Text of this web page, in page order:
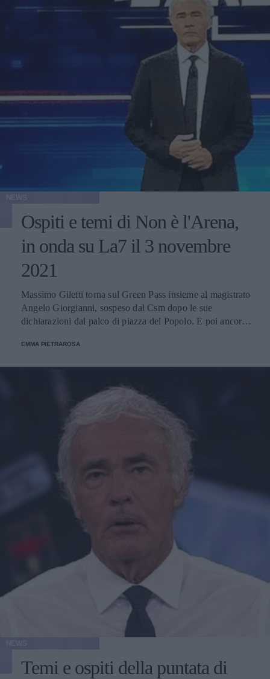
Ospiti e temi di Non è l'Arena,
in onda su La7 il 3 novembre
2021
Massimo Giletti torna sul Green Pass insieme al magistrato
Angelo Giorgianni, sospeso dal Csm dopo le sue
dichiarazioni dal palco di piazza del Popolo. E poi ancora
Piero Chiambretti.
EMMA PIETRAROSA
Temi e ospiti della puntata di